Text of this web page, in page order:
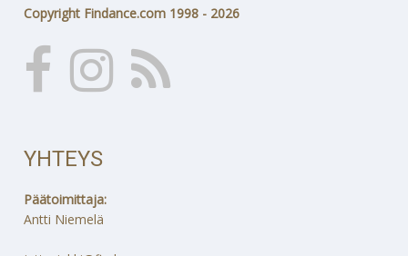
Copyright Findance.com 1998 - 2026
YHTEYS
Päätoimittaja:
Antti Niemelä